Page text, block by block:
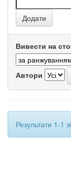
Вивести на
Автори
Результати 1-1